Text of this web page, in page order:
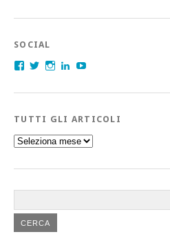
SOCIAL
Facebook
Twitter
Instagram
LinkedIn
YouTube
TUTTI GLI ARTICOLI
Tutti
gli